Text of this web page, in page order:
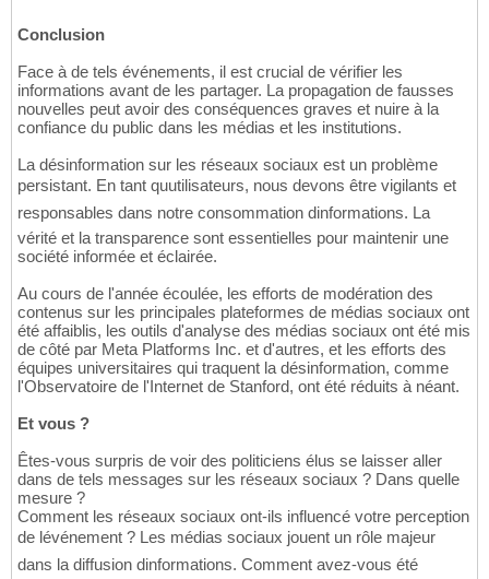
Conclusion
Face à de tels événements, il est crucial de vérifier les
informations avant de les partager. La propagation de fausses
nouvelles peut avoir des conséquences graves et nuire à la
confiance du public dans les médias et les institutions.
La désinformation sur les réseaux sociaux est un problème
persistant. En tant quutilisateurs, nous devons être vigilants et
responsables dans notre consommation dinformations. La
vérité et la transparence sont essentielles pour maintenir une
société informée et éclairée.
Au cours de l'année écoulée, les efforts de modération des
contenus sur les principales plateformes de médias sociaux ont
été affaiblis, les outils d'analyse des médias sociaux ont été mis
de côté par Meta Platforms Inc. et d'autres, et les efforts des
équipes universitaires qui traquent la désinformation, comme
l'Observatoire de l'Internet de Stanford, ont été réduits à néant.
Et vous ?
Êtes-vous surpris de voir des politiciens élus se laisser aller
dans de tels messages sur les réseaux sociaux ? Dans quelle
mesure ?
Comment les réseaux sociaux ont-ils influencé votre perception
de lévénement ? Les médias sociaux jouent un rôle majeur
dans la diffusion dinformations. Comment avez-vous été